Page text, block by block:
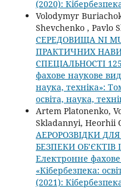
(2020):
Volodymyr
Shevchenko , Pavlo
СЕРЕДОВИЩА NI
ПРАКТИЧНИХ
СПЕЦІАЛЬНОСТІ
фахове наукове
наука, техніка»:
освіта, наука,
Artem Platonenko,
Skladannyi, Heorhii
АЕРОРОЗВІДКИ
БЕЗПЕКИ
Електронне
«Кібербезпека:
(2021):